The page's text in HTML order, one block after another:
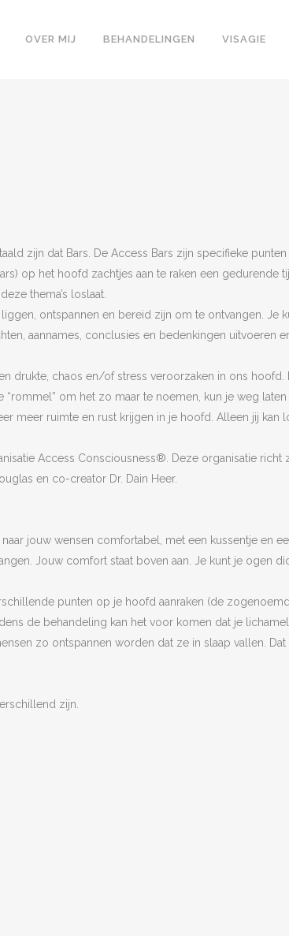
OVER MIJ BEHANDELINGEN VISAGIE
zijn dat Bars. De Access Bars zijn specifieke
op het hoofd zachtjes aan te raken een gedurende
thema’s loslaat.
ontspannen en bereid zijn om te ontvangen. Je
aannames, conclusies en bedenkingen uitvoeren
drukte, chaos en/of stress veroorzaken in ons hoofd.
om het zo maar te noemen, kun je weg
meer ruimte en rust krijgen in je hoofd. Alleen jij kan
Access Consciousness®. Deze organisatie richt
en co-creator Dr. Dain Heer.
jouw wensen comfortabel, met een kussentje en
Jouw comfort staat boven aan. Je kunt je ogen
punten op je hoofd aanraken (de
de behandeling kan het voor komen dat je
zo ontspannen worden dat ze in slaap vallen.
zijn.